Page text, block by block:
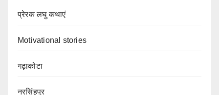
प्रेरक लघु कथाएं
Motivational stories
गढ़ाकोटा
नरसिंहपुर